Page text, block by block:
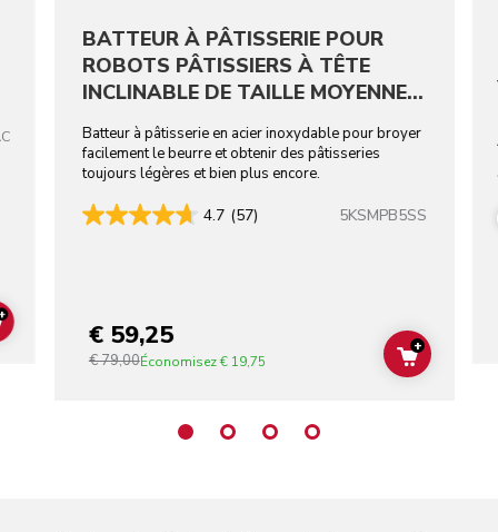
ADD TO CART
BATTEUR À PÂTISSERIE POUR
ROBOTS PÂTISSIERS À TÊTE
INCLINABLE DE TAILLE MOYENNE -
ACIER INOXYDABLE
Batteur à pâtisserie en acier inoxydable pour broyer
facilement le beurre et obtenir des pâtisseries
toujours légères et bien plus encore.
4.7 (57) 5KSMPB5SS
€ 59,25
€ 79,00Économisez€ 19,75 ADD TO
+